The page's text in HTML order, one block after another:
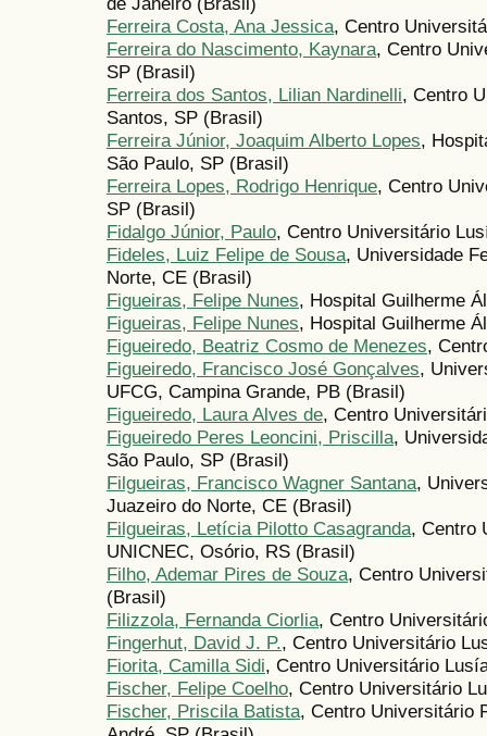
Ferreira Costa, Ana Jessica, Centro
Ferreira do Nascimento, Kaynara, Centro
SP (Brasil)
Ferreira dos Santos, Lilian Nardinelli, Centro
Santos, SP (Brasil)
Ferreira Júnior, Joaquim Alberto Lopes,
São Paulo, SP (Brasil)
Ferreira Lopes, Rodrigo Henrique, Centro
SP (Brasil)
Fidalgo Júnior, Paulo, Centro Universitário
Fideles, Luiz Felipe de Sousa, Universidade
Norte, CE (Brasil)
Figueiras, Felipe Nunes, Hospital Guilherme
Figueiras, Felipe Nunes, Hospital Guilherme
Figueiredo, Beatriz Cosmo de Menezes,
Figueiredo, Francisco José Gonçalves,
UFCG, Campina Grande, PB (Brasil)
Figueiredo, Laura Alves de, Centro
Figueiredo Peres Leoncini, Priscilla,
São Paulo, SP (Brasil)
Filgueiras, Francisco Wagner Santana,
Juazeiro do Norte, CE (Brasil)
Filgueiras, Letícia Pilotto Casagranda, Centro
UNICNEC, Osório, RS (Brasil)
Filho, Ademar Pires de Souza, Centro
(Brasil)
Filizzola, Fernanda Ciorlia, Centro
Fingerhut, David J. P., Centro Universitário
Fiorita, Camilla Sidi, Centro Universitário
Fischer, Felipe Coelho, Centro Universitário
Fischer, Priscila Batista, Centro Universitário